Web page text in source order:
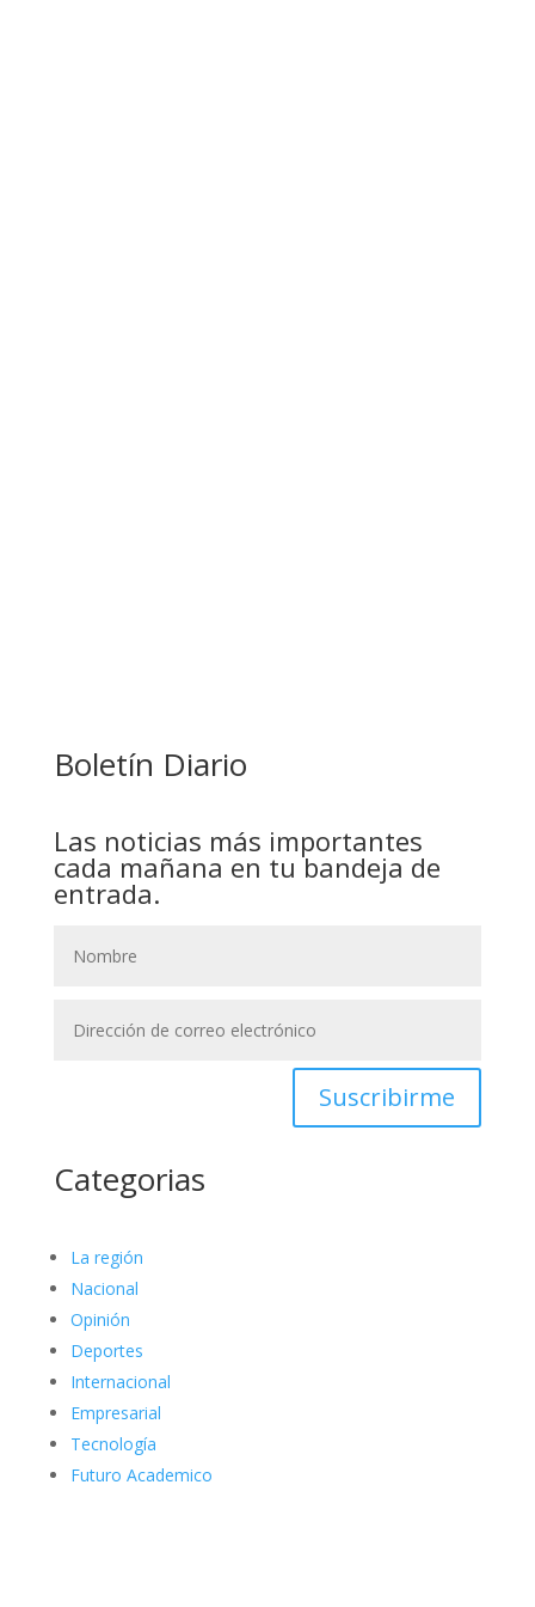
Boletín Diario
Las noticias más importantes
cada mañana en tu bandeja de
entrada.
Suscribirme
Categorias
La región
Nacional
Opinión
Deportes
Internacional
Empresarial
Tecnología
Futuro Academico